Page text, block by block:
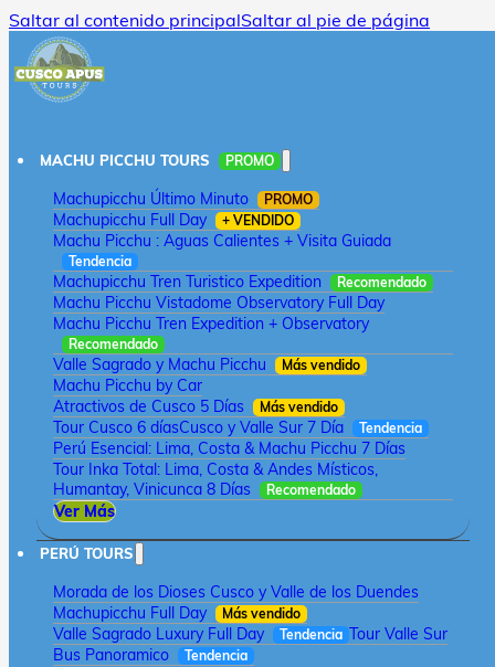
Saltar al contenido principalSaltar al pie de página
MACHU PICCHU TOURS PROMO
Machupicchu Último Minuto PROMO
Machupicchu Full Day + VENDIDO
Machu Picchu : Aguas Calientes + Visita Guiada
Tendencia
Machupicchu Tren Turistico Expedition Recomendado
Machu Picchu Vistadome Observatory Full Day
Machu Picchu Tren Expedition + Observatory
Recomendado
Valle Sagrado y Machu Picchu Más vendido
Machu Picchu by Car
Atractivos de Cusco 5 Días
Más vendido
Tour Cusco 6 díasCusco y Valle Sur 7 Día Tendencia
Perú Esencial: Lima, Costa & Machu Picchu 7 Días
Tour Inka Total: Lima, Costa & Andes Místicos,
Humantay, Vinicunca 8 Días
Recomendado
Ver Más
PERÚ TOURS
Morada de los Dioses Cusco y Valle de los Duendes
Machupicchu Full Day
Más vendido
Valle Sagrado Luxury Full Day Tendencia Tour Valle Sur
Bus Panoramico
Tendencia